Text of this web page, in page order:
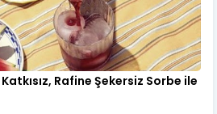
Rafine Şekersiz Sorbe ile